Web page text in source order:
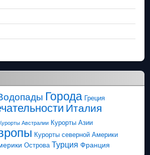
Города Греция
Италия
Австралии Курорты Азии
Курорты северной Америки
Острова Турция Франция